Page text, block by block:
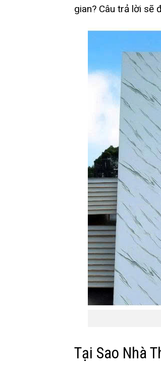
gian? Câu trả lời sẽ
Tại Sao Nhà